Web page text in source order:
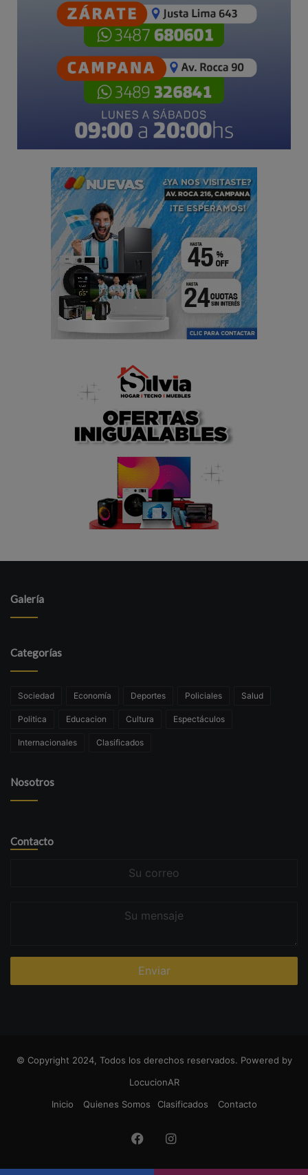
Galería
Categorías
Sociedad Economía Deportes Policiales Salud
Politica Educacion Cultura Espectáculos
Internacionales Clasificados
Nosotros
Contacto
© Copyright 2024, Todos los derechos reservados. Powered by
LocucionAR
Inicio
Quienes Somos Clasificados Contacto
FacebookInstagram